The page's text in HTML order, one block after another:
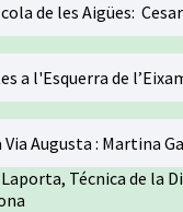
de les Aigües:
a l'Esquerra de
Augusta : Martina
Técnica de la